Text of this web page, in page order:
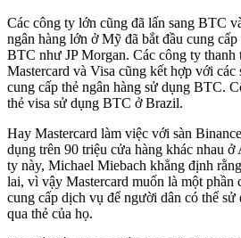
Các công ty lớn cũng đã lấn sang BTC
ngân hàng lớn ở Mỹ đã bắt đầu cung
BTC như JP Morgan. Các công ty thanh
Mastercard và Visa cũng kết hợp với các
cung cấp thẻ ngân hàng sử dụng BTC.
thẻ visa sử dụng BTC ở Brazil.
Hay Mastercard làm việc với sàn
dụng trên 90 triệu cửa hàng khác nhau
ty này, Michael Miebach khẳng định
lai, vì vậy Mastercard muốn là một phần
cung cấp dịch vụ để người dân có thể
qua thẻ của họ.